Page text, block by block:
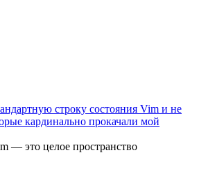
строку состояния Vim и не
кардинально прокачали мой
— это целое пространство